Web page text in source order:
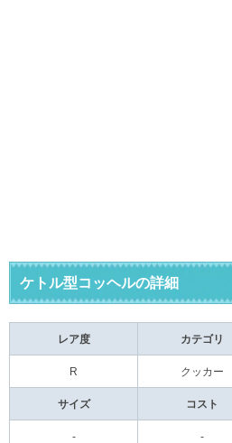
ケトル型コッヘルの詳細
レア度 カテゴリ
R クッカー
サイズ コスト
- -